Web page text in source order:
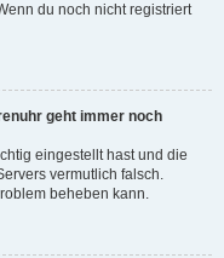
du noch nicht registriert
geht immer noch
eingestellt hast und die
vermutlich falsch.
beheben kann.